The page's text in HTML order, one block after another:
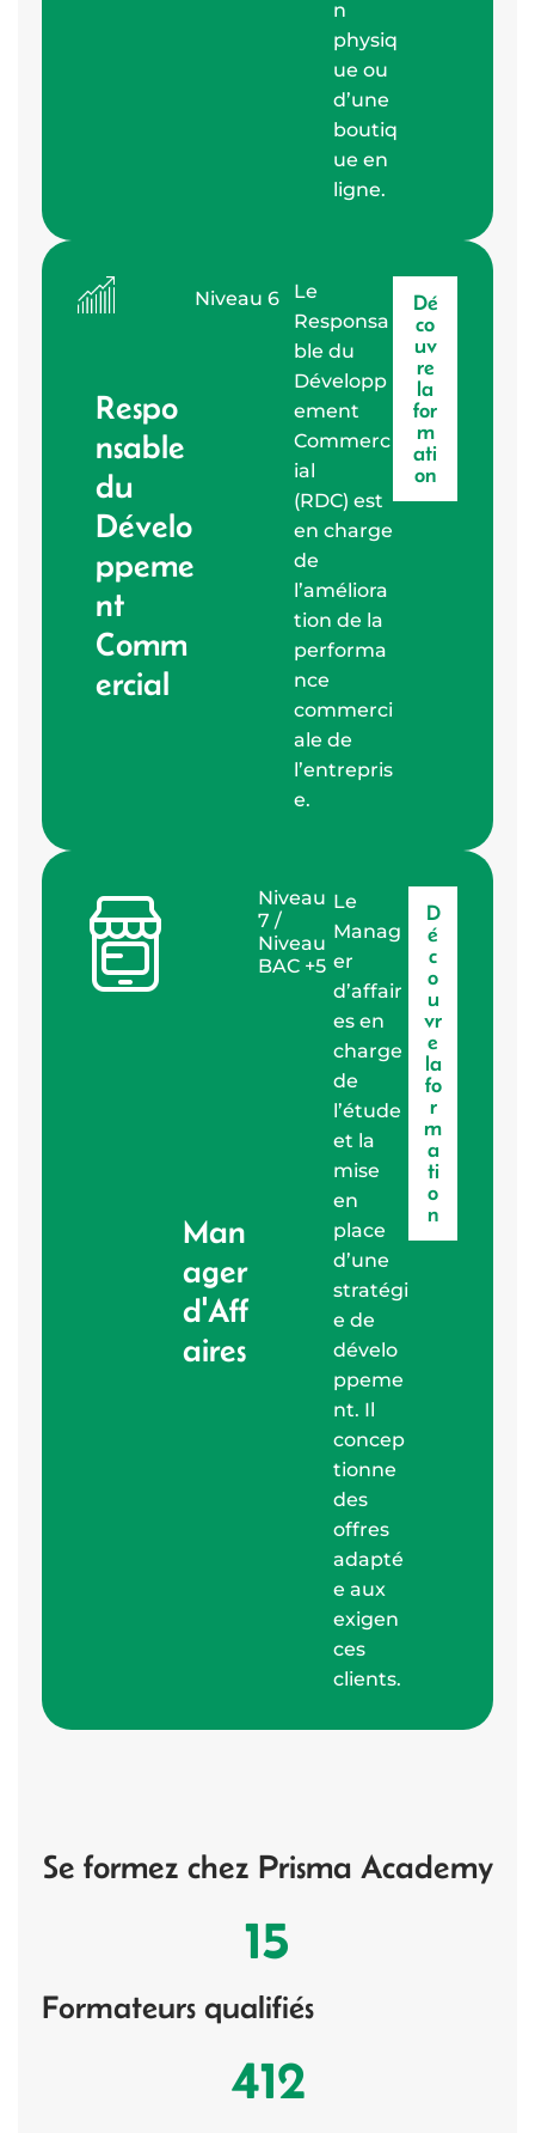
n
physiq
ue ou
d’une
boutiq
ue en
ligne.
Respo
nsable
du
Dévelo
ppeme
nt
Comm
ercial
Niveau 6
Le
Responsa
ble du
Développ
ement
Commerc
ial
(RDC) est
en charge
de
l’améliora
tion de la
performa
nce
commerci
ale de
l’entrepris
e.
Dé
co
uv
re
la
for
m
ati
on
Man
ager
d'Aff
aires
Niveau
7 /
Niveau
BAC +5
Le
Manag
er
d’affair
es en
charge
de
l’étude
et la
mise
en
place
d’une
stratégi
e de
dévelo
ppeme
nt. Il
concep
tionne
des
offres
adapté
e aux
exigen
ces
clients.
D
é
c
o
u
vr
e
la
fo
r
m
a
ti
o
n
Formateurs qualifiés
15
412
Se formez chez Prisma Academy